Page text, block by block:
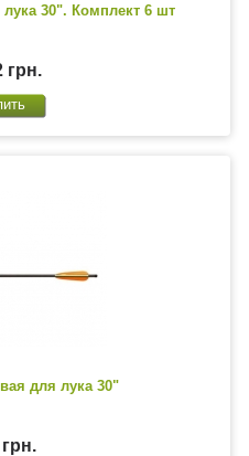
30". Комплект 6 шт
грн.
для лука 30"